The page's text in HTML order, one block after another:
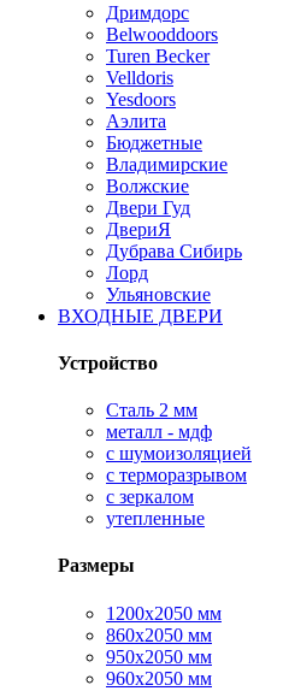
Дримдорс
Belwooddoors
Turen Becker
Velldoris
Yesdoors
Аэлита
Бюджетные
Владимирские
Волжские
Двери Гуд
ДвериЯ
Дубрава Сибирь
Лорд
Ульяновские
ВХОДНЫЕ ДВЕРИ
Устройство
Сталь 2 мм
металл - мдф
с шумоизоляцией
с терморазрывом
с зеркалом
утепленные
Размеры
1200х2050 мм
860х2050 мм
950х2050 мм
960х2050 мм